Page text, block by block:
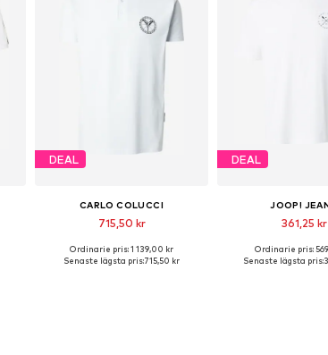
DEAL
CARLO COLUCCI
715,50 kr
Tillgängliga storlekar: S, M, L
Ordinarie pris: 1 139,00 kr
Senaste lägsta pris:715,50 kr
DEAL
JOOP!
361,25 kr
Ordinarie pris:
Senaste lägsta pris: